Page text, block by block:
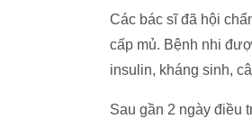
Các bác sĩ đã hội
cấp mủ. Bệnh nhi
insulin, kháng sinh,
Sau gần 2 ngày điều